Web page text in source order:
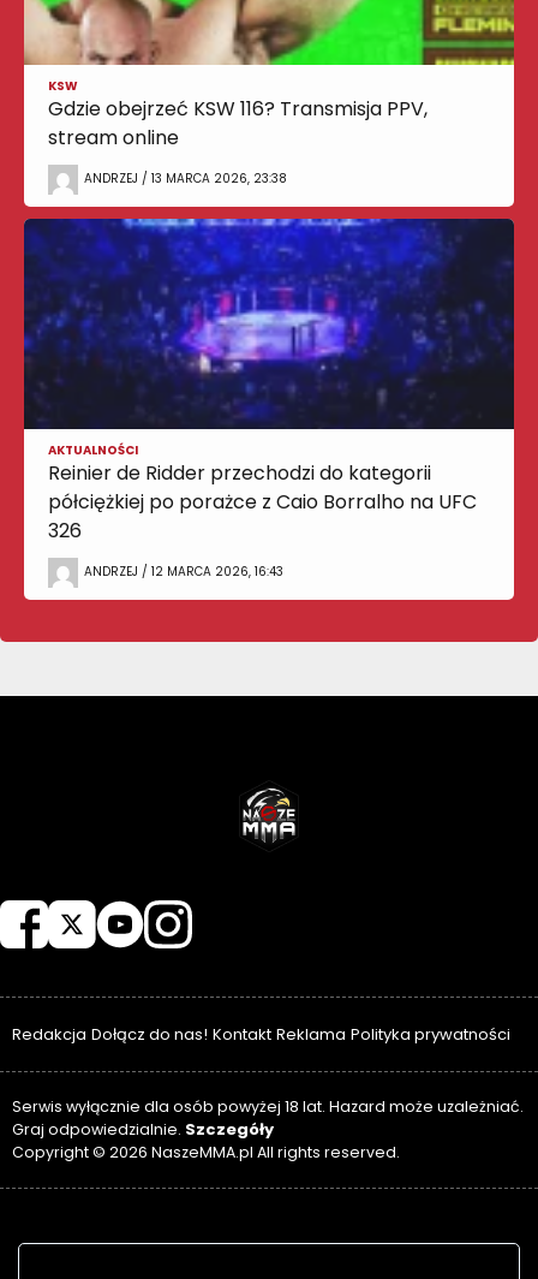
KSW
Gdzie obejrzeć KSW 116? Transmisja PPV,
stream online
ANDRZEJ / 13 MARCA 2026, 23:38
AKTUALNOŚCI
Reinier de Ridder przechodzi do kategorii
półciężkiej po porażce z Caio Borralho na UFC
326
ANDRZEJ / 12 MARCA 2026, 16:43
Redakcja Dołącz do nas! Kontakt Reklama Polityka prywatności
Serwis wyłącznie dla osób powyżej 18 lat. Hazard może uzależniać.
Graj odpowiedzialnie. Szczegóły
Copyright © 2026 NaszeMMA.pl All rights reserved.